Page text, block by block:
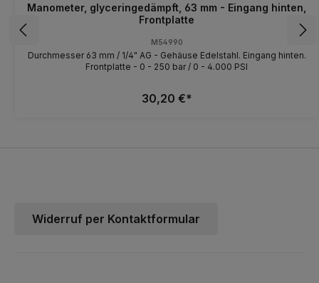
Manometer, glyceringedämpft, 63 mm - Eingang hinten,
Frontplatte
M54990
Durchmesser 63 mm / 1/4" AG - Gehäuse Edelstahl. Eingang hinten.
Frontplatte - 0 - 250 bar / 0 - 4.000 PSI
30,20 €*
Widerruf per Kontaktformular